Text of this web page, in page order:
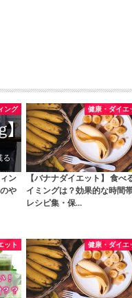
ング
ン
や
健康・ダイエ
【バナナダイエット】 食べ
イミングは？効果的な時間
レシピ集・保…
ット 健康・ダイエ